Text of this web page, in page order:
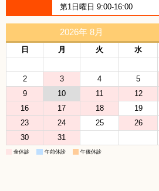
第1日曜日 9:00-16:00
2026年 8月
日 月 火 水
2
3 4 5
9
10 11 12
16
17 18 19
23
24 25 26
30
31
全休診 午前休診 午後休診